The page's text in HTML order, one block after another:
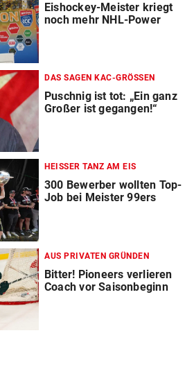
Eishockey-Meister kriegt
noch mehr NHL-Power
DAS SAGEN KAC-GRÖSSEN
Puschnig ist tot: „Ein ganz
Großer ist gegangen!“
HEISSER TANZ AM EIS
300 Bewerber wollten Top-
Job bei Meister 99ers
AUS PRIVATEN GRÜNDEN
Bitter! Pioneers verlieren
Coach vor Saisonbeginn